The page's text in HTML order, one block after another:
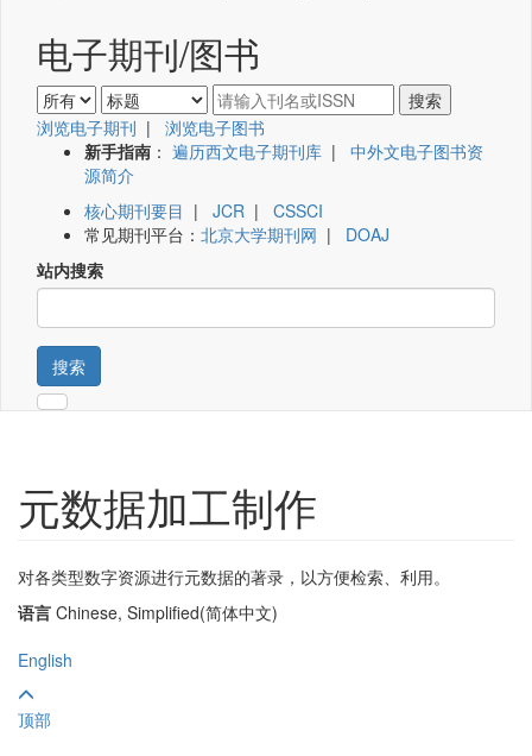
电子期刊/图书
浏览电子期刊 | 浏览电子图书
新手指南 ： 遍历西文电子期刊库 | 中外文电子图书资
源简介
核心期刊要目 | JCR | CSSCI
常见期刊平台： 北京大学期刊网 | DOAJ
站内搜索
搜索
元数据加工制作
对各类型数字资源进行元数据的著录，以方便检索、利用。
语言 Chinese, Simplified(简体中文)
English
顶部